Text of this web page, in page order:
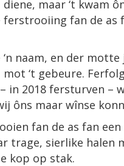
maar ‘t kwam
fan de as
naam, en der
mot ‘t gebeure.
in 2018 fersturven –
ôns maar wînse
fan de as fan
trage, sierlike
kop op stak.